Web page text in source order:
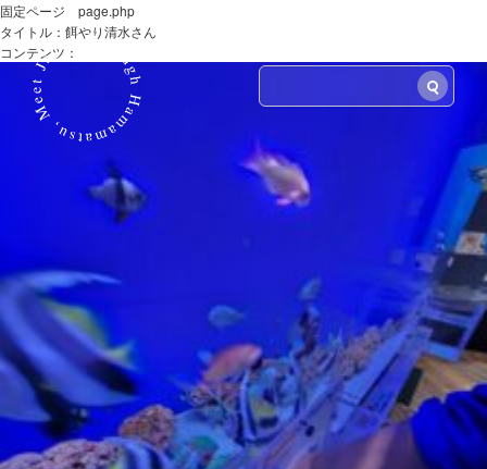
固定ページ page.php
タイトル：餌やり清水さん
コンテンツ：